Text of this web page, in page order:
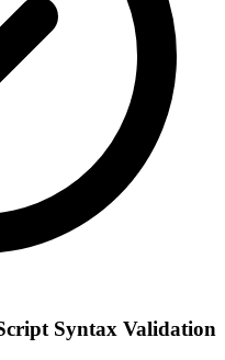
Syntax Validation